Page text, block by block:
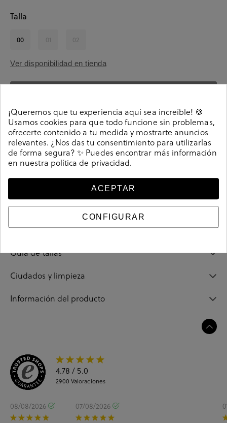
Talla
00 01 02
Ver disponibilidad en tienda
Detalles
Guía de tallas
Ciudados y limpieza
Información del producto
4.78 / 5.0
2900 Valoraciones
08/08/2026 07/08/2026
¡Queremos que tu experiencia aquí sea increíble! 🍪
Usamos cookies para que todo funcione sin problemas,
ofrecerte contenido a tu medida y mostrarte anuncios
relevantes. ¿Nos das tu consentimiento para utilizarlas
de forma segura? ✨ Puedes encontrar más información
en nuestra política de privacidad.
ACEPTAR
CONFIGURAR